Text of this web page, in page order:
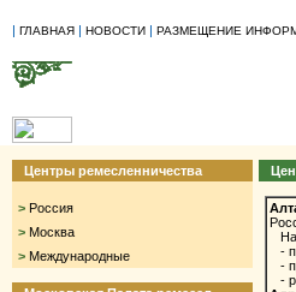
| ГЛАВНАЯ | НОВОСТИ | РАЗМЕЩЕНИЕ
Центры ремесленничества
> Россия
> Москва
> Международные
-
-
-